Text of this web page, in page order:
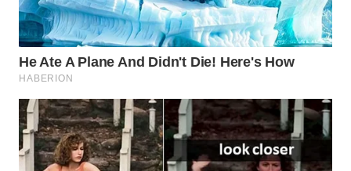
SERIBU
WN
TANGERANG
WN
BINJAI
WN